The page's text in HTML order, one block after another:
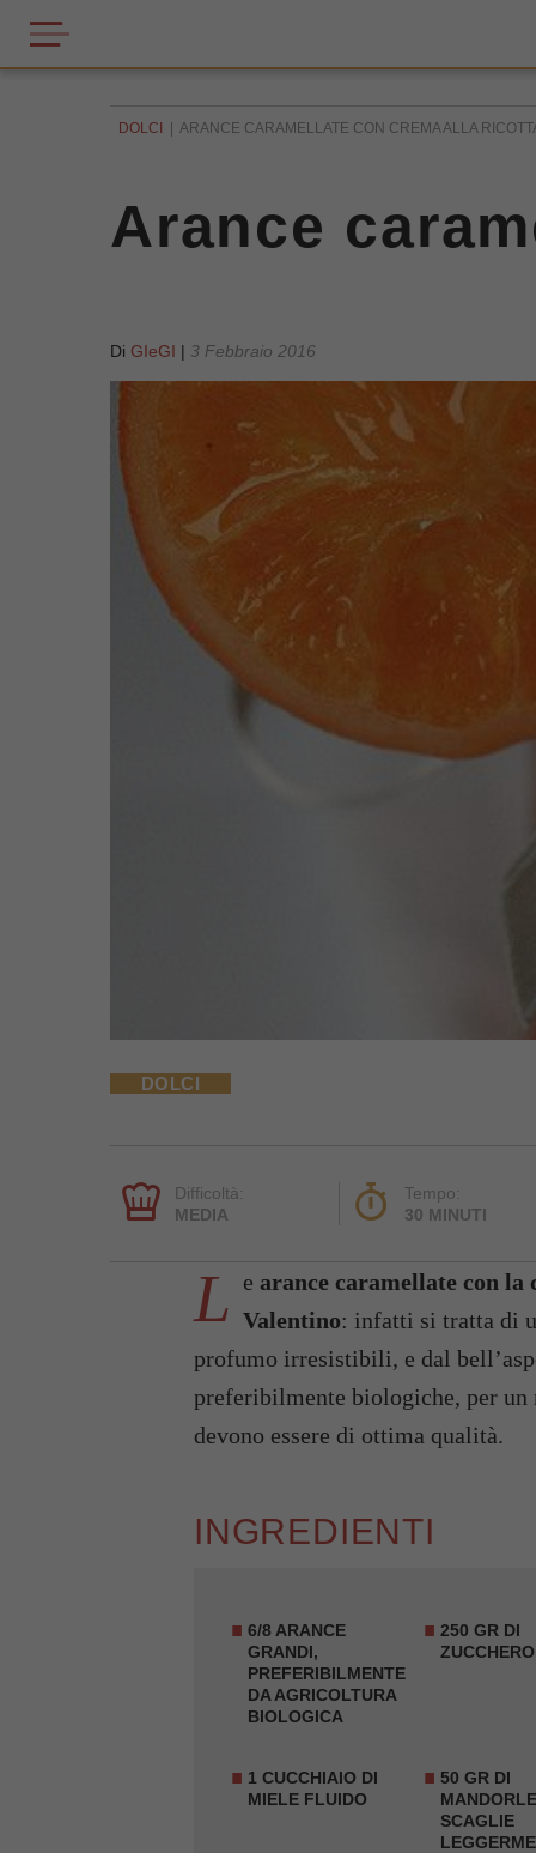
DOLCI ARANCE CARAMELLATE CON CREMA ALLA
Arance
Di GIeGI | 3 Febbraio 2016
DOLCI
Difficoltà:
MEDIA
Tempo:
30 MINUTI
L e arance caramellate con
Valentino: infatti si tratta di
profumo irresistibili, e dal
preferibilmente biologiche, per
devono essere di ottima qualità.
INGREDIENTI
6/8 ARANCE
GRANDI,
PREFERIBILMENTE
DA AGRICOLTURA
BIOLOGICA
250 GR DI
ZUCCHERO
1 CUCCHIAIO DI
MIELE FLUIDO
50 GR DI
SCAGLIE